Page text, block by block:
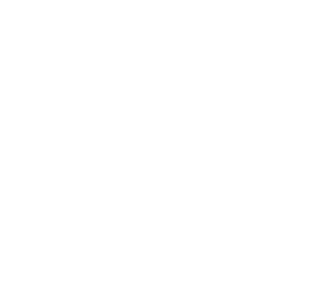
ein Reich aus Farben und damit heißt es: Leinen